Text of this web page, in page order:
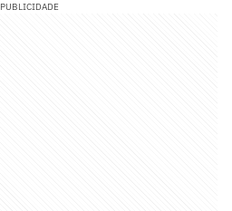
PUBLICIDADE